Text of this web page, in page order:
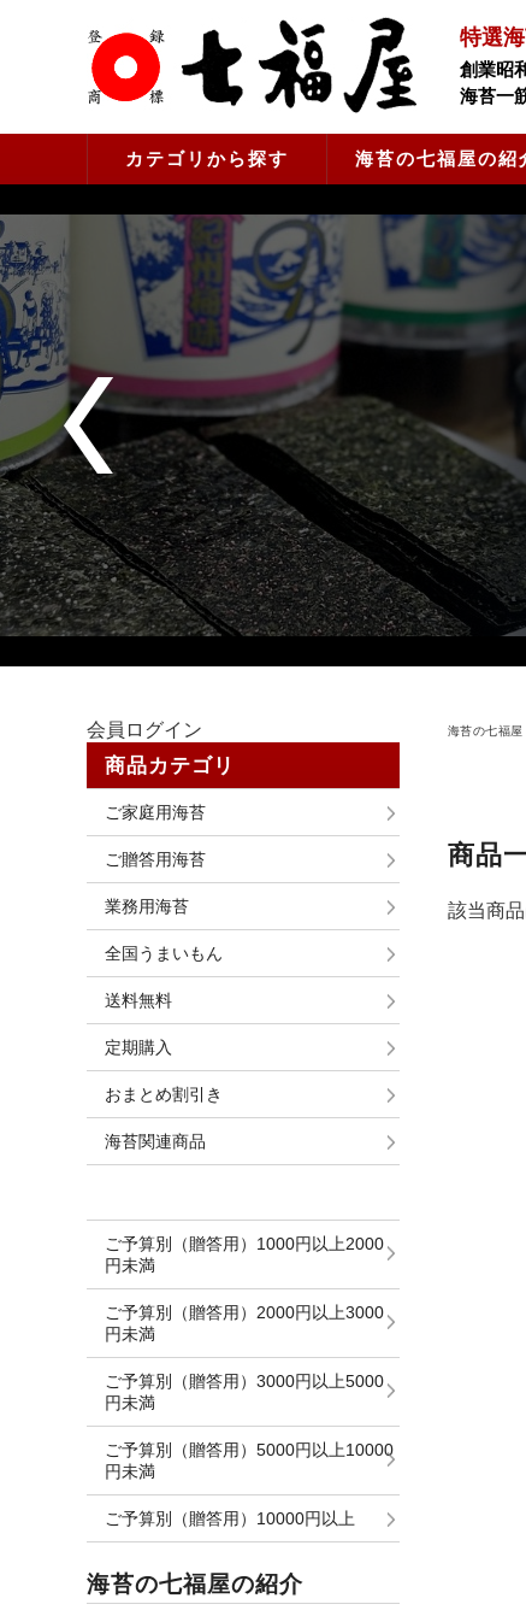
特選
創業昭
海苔一
カテゴリから探す 海苔の七福屋の紹
海苔の七福屋
商品
該当商
会員ログイン
商品カテゴリ
ご家庭用海苔
ご贈答用海苔
業務用海苔
全国うまいもん
送料無料
定期購入
おまとめ割引き
海苔関連商品
ご予算別（贈答用）1000円以上2000
円未満
ご予算別（贈答用）2000円以上3000
円未満
ご予算別（贈答用）3000円以上5000
円未満
ご予算別（贈答用）5000円以上10000
円未満
ご予算別（贈答用）10000円以上
海苔の七福屋の紹介